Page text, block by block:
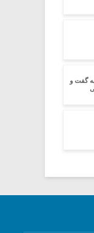
گفت و